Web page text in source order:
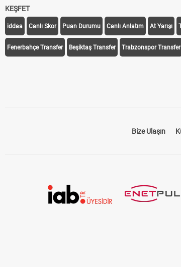
KEŞFET
iddaa Canlı Skor Puan Durumu Canlı Anlatım At Yarışı
Fenerbahçe Transfer Beşiktaş Transfer Trabzonspor Transfer
Bize Ulaşın